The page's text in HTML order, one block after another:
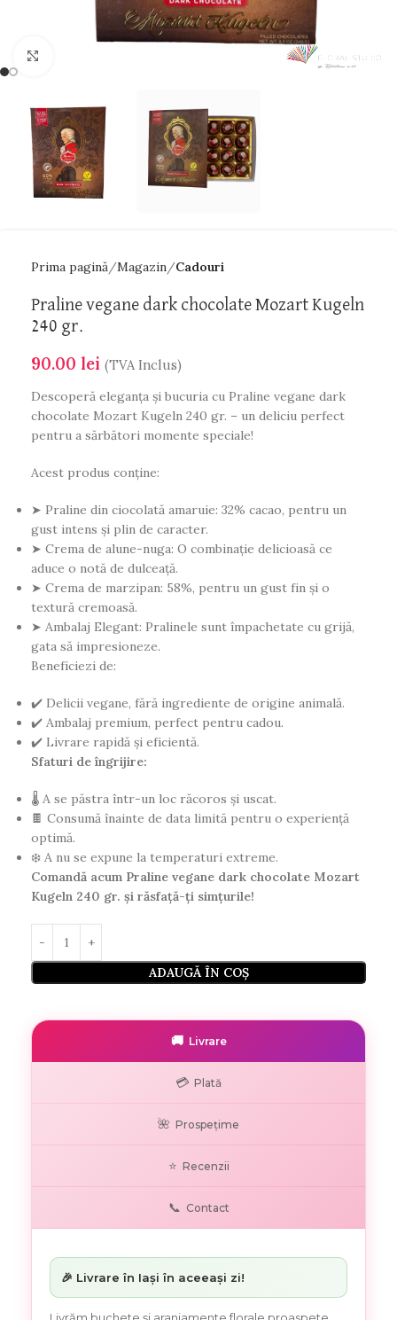
Prima pagină Magazin Cadouri
Praline vegane dark chocolate Mozart Kugeln
240 gr.
90.00 lei (TVA Inclus)
Descoperă eleganța și bucuria cu Praline vegane dark
chocolate Mozart Kugeln 240 gr. – un deliciu perfect
pentru a sărbători momente speciale!
Acest produs conține:
➤ Praline din ciocolată amaruie: 32% cacao, pentru un
gust intens și plin de caracter.
➤ Crema de alune-nuga: O combinație delicioasă ce
aduce o notă de dulceață.
➤ Crema de marzipan: 58%, pentru un gust fin și o
textură cremoasă.
➤ Ambalaj Elegant: Pralinele sunt împachetate cu grijă,
gata să impresioneze.
Beneficiezi de:
✔️ Delicii vegane, fără ingrediente de origine animală.
✔️ Ambalaj premium, perfect pentru cadou.
✔️ Livrare rapidă și eficientă.
Sfaturi de îngrijire:
🌡️ A se păstra într-un loc răcoros și uscat.
🍫 Consumă înainte de data limită pentru o experiență
optimă.
❄️ A nu se expune la temperaturi extreme.
Comandă acum Praline vegane dark chocolate Mozart
Kugeln 240 gr. și răsfață-ți simțurile!
ADAUGĂ ÎN COȘ
🚚 Livrare
💳 Plată
🌺 Prospețime
⭐ Recenzii
📞 Contact
🎉 Livrare în Iași în aceeași zi!